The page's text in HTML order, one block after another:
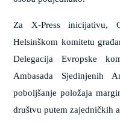
Za X-Press inicijativu,
Helsinškom komitetu
Delegacija Evropske
Ambasada
poboljšanje položaja
društvu putem zajedničkih